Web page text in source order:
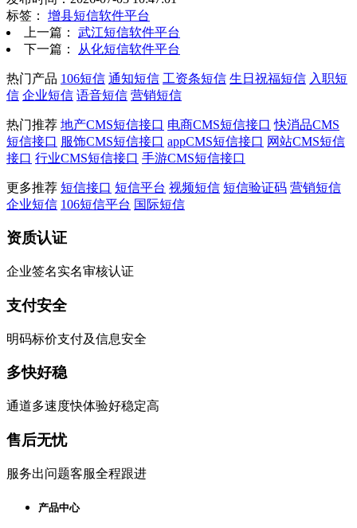
标签： 增县短信软件平台
上一篇： 武江短信软件平台
下一篇：
从化短信软件平台
热门产品 106短信 通知短信 工资条短信 生日祝福短信 入职短
信 企业短信 语音短信 营销短信
热门推荐 地产CMS短信接口 电商CMS短信接口 快消品CMS
短信接口 服饰CMS短信接口 appCMS短信接口 网站CMS短信
接口 行业CMS短信接口 手游CMS短信接口
更多推荐 短信接口 短信平台 视频短信 短信验证码 营销短信
企业短信 106短信平台 国际短信
资质认证
企业签名实名审核认证
支付安全
明码标价支付及信息安全
多快好稳
通道多速度快体验好稳定高
售后无忧
服务出问题客服全程跟进
产品中心